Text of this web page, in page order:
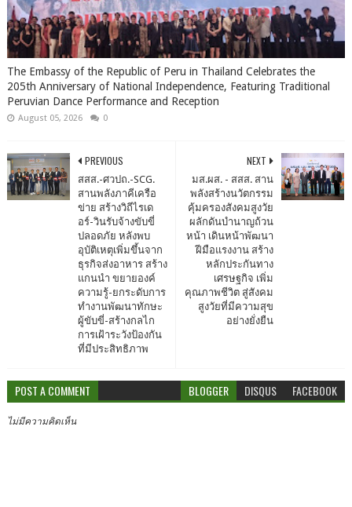
The Embassy of the Republic of Peru in Thailand Celebrates the
205th Anniversary of National Independence, Featuring Traditional
Peruvian Dance Performance and Reception
August 05, 2026 0
NEXT
มส.ผส. - สสส. สาน
พลังสร้างนวัตกรรม
คุ้มครองสังคมสูงวัย
ผลักดันบำนาญถ้วน
หน้า เดินหน้าพัฒนา
ฝีมือแรงงาน สร้าง
หลักประกันทาง
เศรษฐกิจ เพิ่ม
คุณภาพชีวิต สู่สังคม
สูงวัยที่มีความสุข
อย่างยั่งยืน
PREVIOUS
สสส.-ศวปถ.-SCG.
สานพลังภาคีเครือ
ข่าย สร้างวิถีไรเด
อร์-วินรับจ้างขับขี่
ปลอดภัย หลังพบ
อุบัติเหตุเพิ่มขึ้นจาก
ธุรกิจส่งอาหาร สร้าง
แกนนำ ขยายองค์
ความรู้-ยกระดับการ
ทำงานพัฒนาทักษะ
ผู้ขับขี่-สร้างกลไก
การเฝ้าระวังป้องกัน
ที่มีประสิทธิภาพ
POST A COMMENT BLOGGER DISQUS FACEBOOK
ไม่มีความคิดเห็น